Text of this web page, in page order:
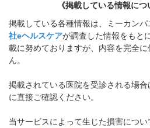
《掲載している情報につ
掲載している各種情報は、ミーカン
社eヘルスケアが調査した情報をもと
載に努めておりますが、内容を完全
ん。
掲載されている医院を受診される場
に直接ご確認ください。
当サービスによって生じた損害につ